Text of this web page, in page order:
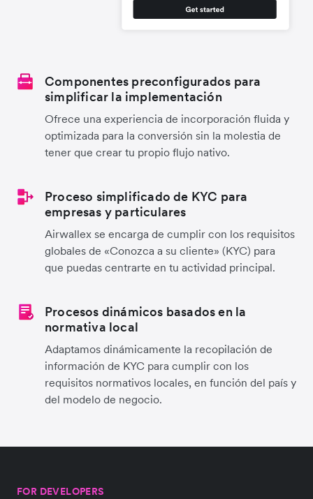
Componentes preconfigurados para
simplificar la implementación
Ofrece una experiencia de incorporación fluida y
optimizada para la conversión sin la molestia de
tener que crear tu propio flujo nativo.
Proceso simplificado de KYC para
empresas y particulares
Airwallex se encarga de cumplir con los requisitos
globales de «Conozca a su cliente» (KYC) para
que puedas centrarte en tu actividad principal.
Procesos dinámicos basados en la
normativa local
Adaptamos dinámicamente la recopilación de
información de KYC para cumplir con los
requisitos normativos locales, en función del país y
del modelo de negocio.
FOR DEVELOPERS